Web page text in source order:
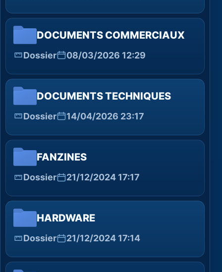
DOCUMENTS COMMERCIAUX
Dossier 08/03/2026 12:29
DOCUMENTS TECHNIQUES
Dossier 14/04/2026 23:17
FANZINES
Dossier 21/12/2024 17:17
HARDWARE
Dossier 21/12/2024 17:14